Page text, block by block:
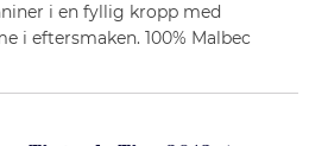
i en fyllig kropp med
i eftersmaken. 100% Malbec